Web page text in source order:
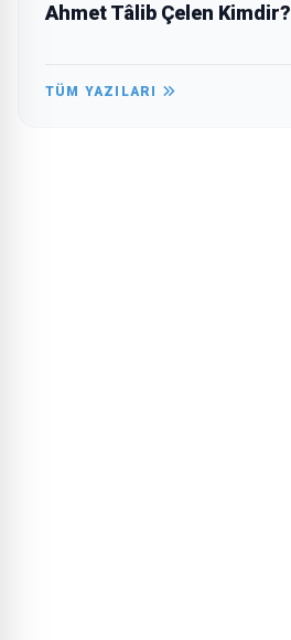
Ahmet Tâlib Çelen Kimdir?
TÜM YAZILARI